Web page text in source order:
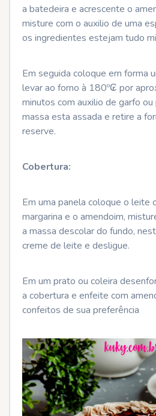
a batedeira e acrescente o
misture com o auxilio de uma
os ingredientes estejam tudo
Em seguida coloque em forma
levar ao forno à 180º₢ por
minutos com auxilio de garfo
massa esta assada e retire a
reserve.
Cobertura:
Em uma panela coloque o leite
margarina e o amendoim,
a massa descolar do fundo,
creme de leite e desligue.
Em um prato ou coleira
a cobertura e enfeite com
confeitos de sua preferência